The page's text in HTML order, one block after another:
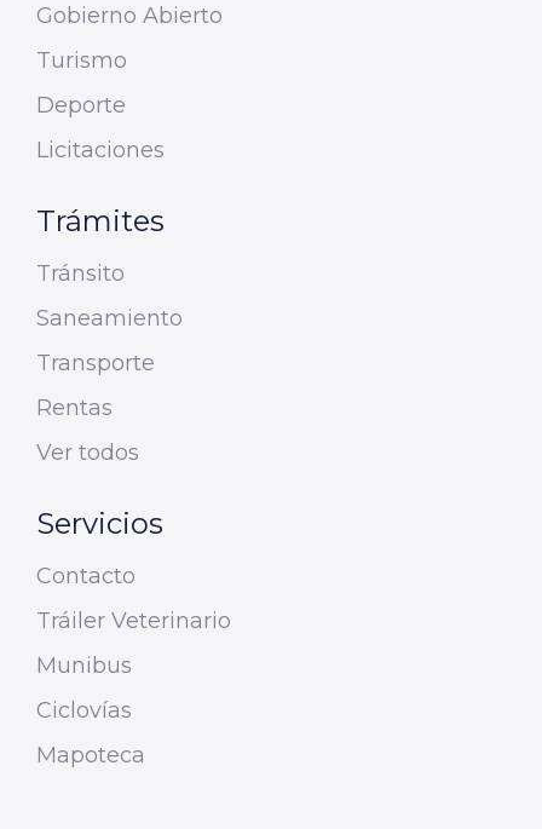
Gobierno Abierto
Turismo
Deporte
Licitaciones
Trámites
Tránsito
Saneamiento
Transporte
Rentas
Ver todos
Servicios
Contacto
Tráiler Veterinario
Munibus
Ciclovías
Mapoteca